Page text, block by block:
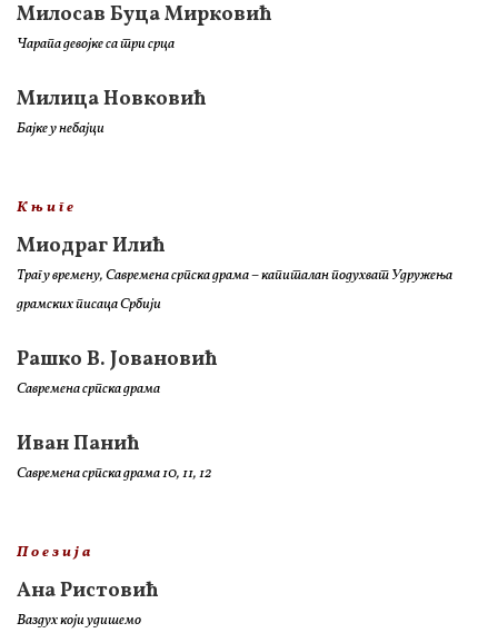
Милосав Буца Мирковић
Чарапа девојке са три срца
Милица Новковић
Бајке у небајци
К њ и г е
Миодраг Илић
Траг у времену, Савремена српска драма – капиталан подухват Удружења
драмских писаца Србији
Рашко В. Јовановић
Савремена српска драма
Иван Панић
Савремена српска драма 10, 11, 12
П о е з и ј а
Ана Ристовић
Ваздух који удишемо